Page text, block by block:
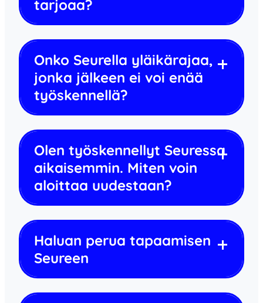
tarjoaa?
Onko Seurella yläikärajaa,
jonka jälkeen ei voi enää
työskennellä?
Olen työskennellyt Seuressa
aikaisemmin. Miten voin
aloittaa uudestaan?
Haluan perua tapaamisen
Seureen